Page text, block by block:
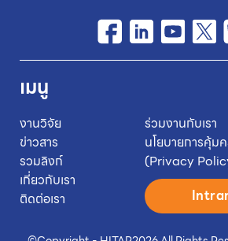
เมนู
งานวิจัย
ข่าวสาร
รวมลิงก์
เกี่ยวกับเรา
ติดต่อเรา
ร่วมงานกับเรา
นโยบายการคุ้
(Privacy